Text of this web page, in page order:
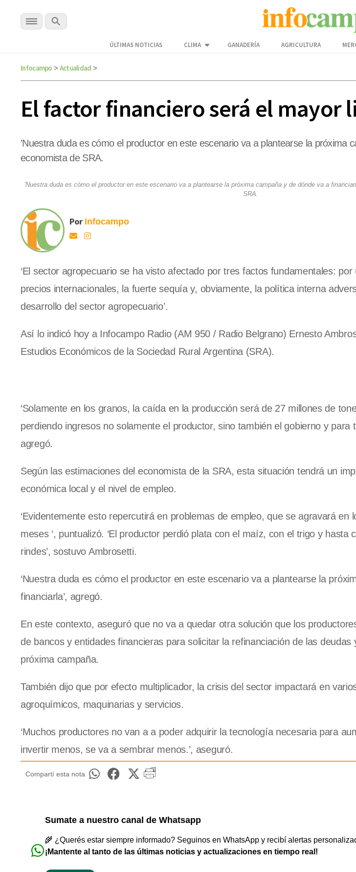
ÚLTIMAS NOTICIAS CLIMA GANADERÍA AGRICULTURA
Infocampo > Actualidad >
El factor financiero será el mayor
'Nuestra duda es cómo el productor en este escenario va a plantearse la próxima
economista de SRA.
'Nuestra duda es cómo el productor en este escenario va a plantearse la próxima campaña y de dónde va a
SRA.
Por Infocampo
‘El sector agropecuario se ha visto afectado por tres factos fundamentales:
precios internacionales, la fuerte sequía y, obviamente, la política interna
desarrollo del sector agropecuario’.
Así lo indicó hoy a Infocampo Radio (AM 950 / Radio Belgrano) Ernesto
Estudios Económicos de la Sociedad Rural Argentina (SRA).
‘Solamente en los granos, la caída en la producción será de 27 millones de
perdiendo ingresos no solamente el productor, sino también el gobierno y para
agregó.
Según las estimaciones del economista de la SRA, esta situación tendrá un
económica local y el nivel de empleo.
‘Evidentemente esto repercutirá en problemas de empleo, que se agravará en
meses ‘, puntualizó. ‘El productor perdió plata con el maíz, con el trigo y hasta
rindes’, sostuvo Ambrosetti.
‘Nuestra duda es cómo el productor en este escenario va a plantearse la
financiarla’, agregó.
En este contexto, aseguró que no va a quedar otra solución que los
de bancos y entidades financieras para solicitar la refinanciación de las
próxima campaña.
También dijo que por efecto multiplicador, la crisis del sector impactará en
agroquímicos, maquinarias y servicios.
‘Muchos productores no van a a poder adquirir la tecnología necesaria para
invertir menos, se va a sembrar menos.’, aseguró.
Compartí esta nota
Sumate a nuestro canal de Whatsapp
🌾 ¿Querés estar siempre informado? Seguinos en WhatsApp y recibí alertas
¡Mantente al tanto de las últimas noticias y actualizaciones en tiempo real!